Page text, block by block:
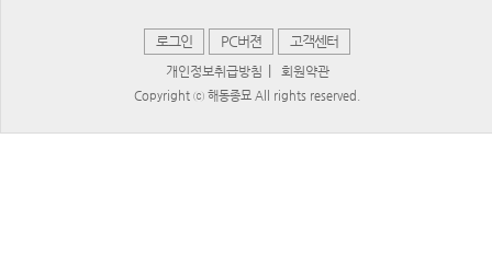
로그인 PC버젼 고객센터
개인정보취급방침 회원약관
Copyright ⓒ 해동종묘 All rights reserved.